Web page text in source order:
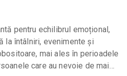
pentru echilibrul emoțional,
la întâlniri, evenimente și
mai ales în perioadele
care au nevoie de mai